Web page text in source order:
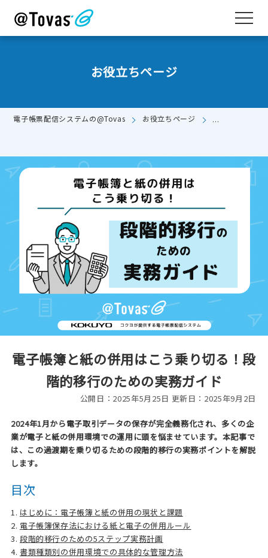
お役立ちページ
電子帳票配信システムの@Tovas お役立ちページ
電子帳簿と紙の併用はこう乗り切る！段
階的移行のための実務ガイド
公開日：2025年5月25日 更新日：2025年9月2日
2024年1月から電子取引データの保存が完全義務化され、多くの企
業が電子と紙の併用環境での運用に頭を悩ませています。本記事で
は、この過渡期を乗り切るための段階的移行の実務ポイントを解説
します。
目次
1. はじめに：電子帳簿と紙の併用の現状と課題
2. 電子帳簿保存法における紙と電子の併用ルール
3. 段階的移行のための5ステップ実務計画
4. 書類種類別の併用環境での具体的な管理方法